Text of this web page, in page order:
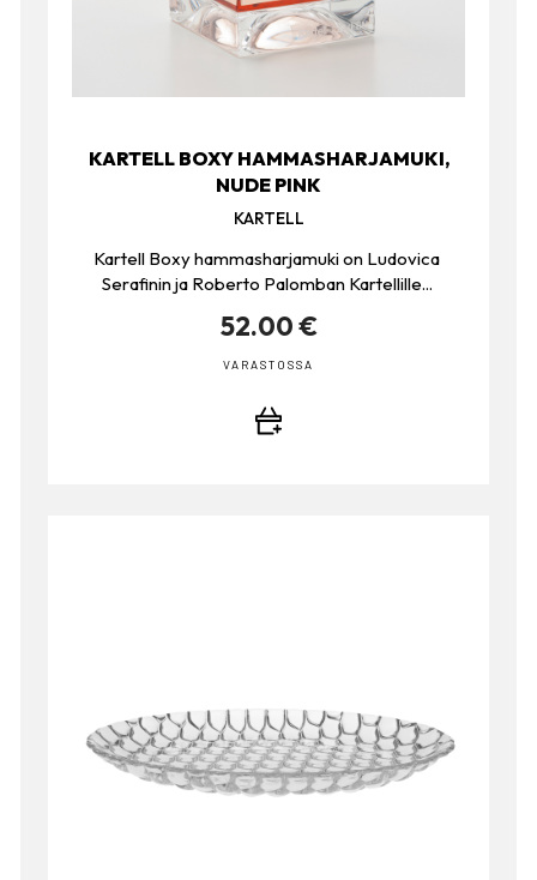
KARTELL BOXY HAMMASHARJAMUKI,
NUDE PINK
KARTELL
Kartell Boxy hammasharjamuki on Ludovica
Serafinin ja Roberto Palomban Kartellille...
52.00 €
VARASTOSSA